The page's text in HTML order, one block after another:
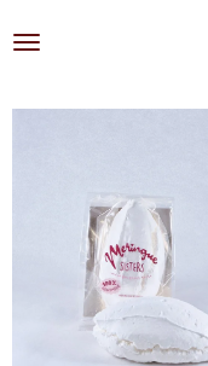
direct
de